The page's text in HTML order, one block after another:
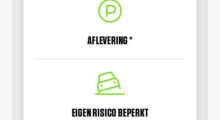
AFLEVERING *
EIGEN RISICO BEPERKT